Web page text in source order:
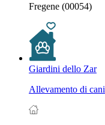
Fregene (00054)
Giardini dello Zar
Allevamento di cani